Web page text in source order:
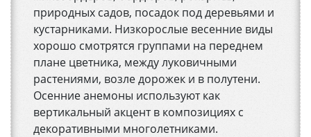
природных садов, посадок под деревьями и
кустарниками. Низкорослые весенние виды
хорошо смотрятся группами на переднем
плане цветника, между луковичными
растениями, возле дорожек и в полутени.
Осенние анемоны используют как
вертикальный акцент в композициях с
декоративными многолетниками.